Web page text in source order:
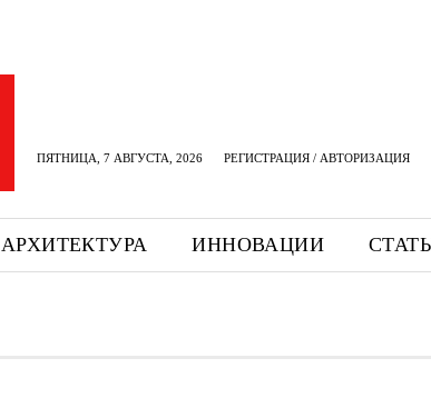
ПЯТНИЦА, 7 АВГУСТА, 2026 РЕГИСТРАЦИЯ / АВТОРИЗАЦИЯ
АРХИТЕКТУРА ИННОВАЦИИ